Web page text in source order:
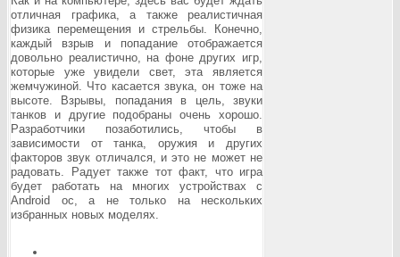
отличная графика, а также реалистичная
физика перемещения и стрельбы. Конечно,
каждый взрыв и попадание отображается
довольно реалистично, на фоне других игр,
которые уже увидели свет, эта является
жемчужиной. Что касается звука, он тоже на
высоте. Взрывы, попадания в цель, звуки
танков и другие подобраны очень хорошо.
Разработчики позаботились, чтобы в
зависимости от танка, оружия и других
факторов звук отличался, и это не может не
радовать. Радует также тот факт, что игра
будет работать на многих устройствах с
Android ос, а не только на нескольких
избранных новых моделях.